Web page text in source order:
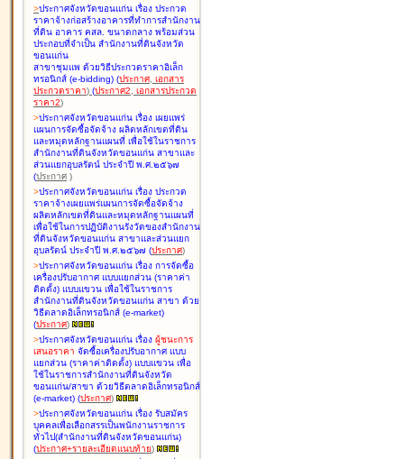
>ประกาศจังหวัดขอนแก่น เรื่อง ประกวด
ราคาจ้างก่อสร้างอาคารที่ทำการสำนักงาน
ที่ดิน อาคาร คสล. ขนาดกลาง พร้อมส่วน
ประกอบที่จำเป็น สำนักงานที่ดินจังหวัด
ขอนแก่น
สาขาชุมแพ ด้วยวิธีประกวดราคาอิเล็ก
ทรอนิกส์ (e-bidding) (ประกาศ, เอกสาร
ประกวดราคา) (ประกาศ2, เอกสารประกวด
ราคา2)
>ประกาศจังหวัดขอนแก่น เรื่อง เผยแพร่
แผนการจัดซื้อจัดจ้าง ผลิตหลักเขตที่ดิน
และหมุดหลักฐานแผนที่ เพื่อใช้ในราชการ
สำนักงานที่ดินจังหวัดขอนแก่น สาขาและ
ส่วนแยกอุบลรัตน์ ประจำปี พ.ศ.๒๕๖๗
(ประกาศ )
>ประกาศจังหวัดขอนแก่น เรื่อง ประกวด
ราคาจ้างเผยแพร่แผนการจัดซื้อจัดจ้าง
ผลิตหลักเขตที่ดินและหมุดหลักฐานแผนที่
เพื่อใช้ในการปฏิบัติงานรังวัดของสำนักงาน
ที่ดินจังหวัดขอนแก่น สาขาและส่วนแยก
อุบลรัตน์ ประจำปี พ.ศ.๒๕๖๗ (ประกาศ)
>ประกาศจังหวัดขอนแก่น เรื่อง การจัดซื้อ
เครื่องปรับอากาศ แบบแยกส่วน (ราคาค่า
ติดตั้ง) แบบแขวน เพื่อใช้ในราชการ
สำนักงานที่ดินจังหวัดขอนแก่น สาขา ด้วย
วิธีตลาดอิเล็กทรอนิกส์ (e-market)
(ประกาศ)
>ประกาศจังหวัดขอนแก่น เรื่อง ผู้ชนะการ
เสนอราคา จัดซื้อเครื่องปรับอากาศ แบบ
แยกส่วน (ราคาค่าติดตั้ง) แบบแขวน เพื่อ
ใช้ในราชการสำนักงานที่ดินจังหวัด
ขอนแก่น/สาขา ด้วยวิธีตลาดอิเล็กทรอนิกส์
(e-market) (ประกาศ)
>ประกาศจังหวัดขอนแก่น เรื่อง รับสมัคร
บุคคลเพื่อเลือกสรรเป็นพนักงานราชการ
ทั่วไป(สำนักงานที่ดินจังหวัดขอนแก่น)
(ประกาศ+รายละเอียดแนบท้าย)